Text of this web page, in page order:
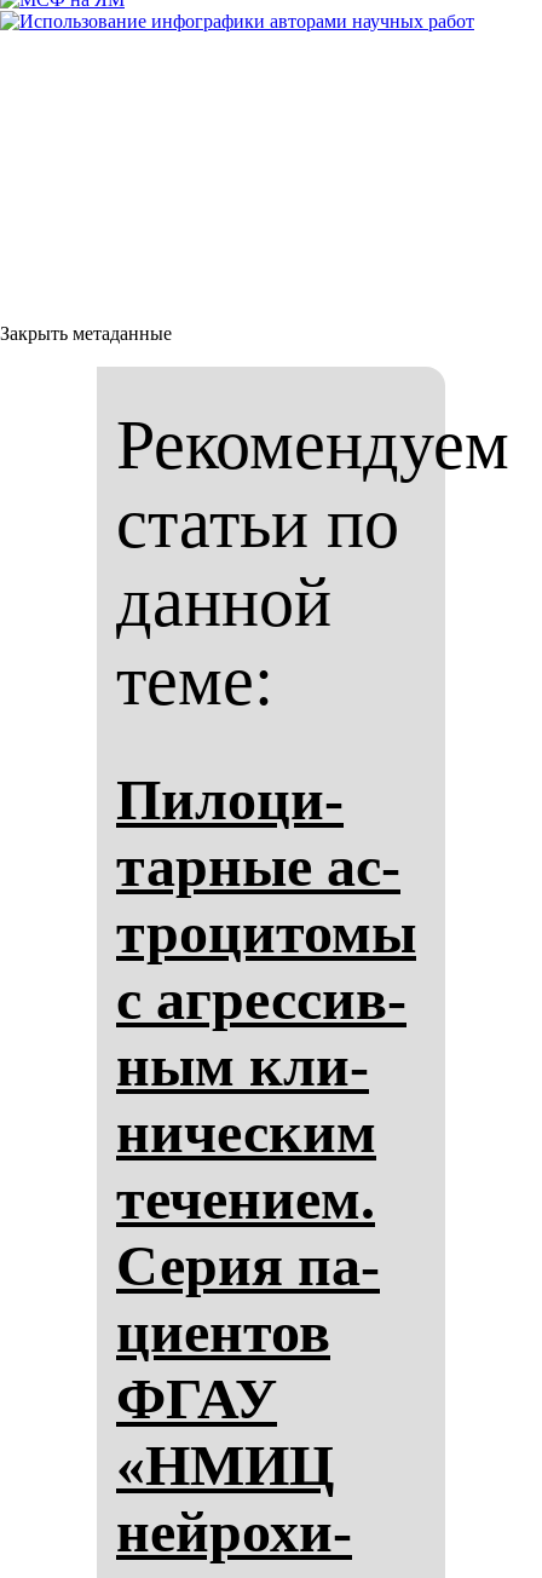
Закрыть метаданные
Рекомендуем
статьи по
данной
теме:
Пи­ло­ци­
тар­ные ас­
тро­ци­то­мы
с аг­рес­сив­
ным кли­
ни­чес­ким
те­че­ни­ем.
Се­рия па­
ци­ен­тов
ФГАУ
«НМИЦ
ней­ро­хи­